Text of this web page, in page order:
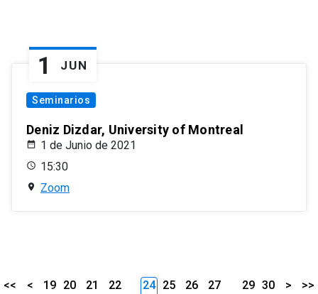
1 JUN
Seminarios
Deniz Dizdar, University of Montreal
1 de Junio de 2021
15:30
Zoom
<< < 19 20 21
22
24 25 26
27
29 30 > >>